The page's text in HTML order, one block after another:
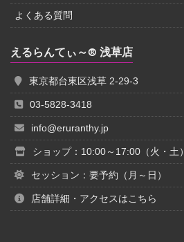
よくある質問
えるらんてぃ～® 浅草店
東京都台東区浅草 2-29-3
03-5828-3418
info@eruranthy.jp
ショップ：10:00～17:00（火・土）
セッション：要予約（月～日）
店舗詳細・アクセスはこちら